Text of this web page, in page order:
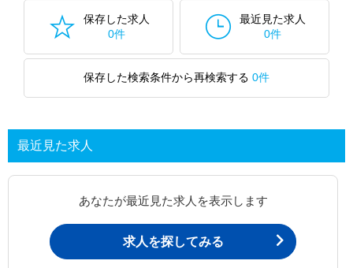
保存した求人
0件
最近見た求人
0件
保存した検索条件から再検索する 0件
最近見た求人
あなたが最近見た求人を表示します
求人を探してみる